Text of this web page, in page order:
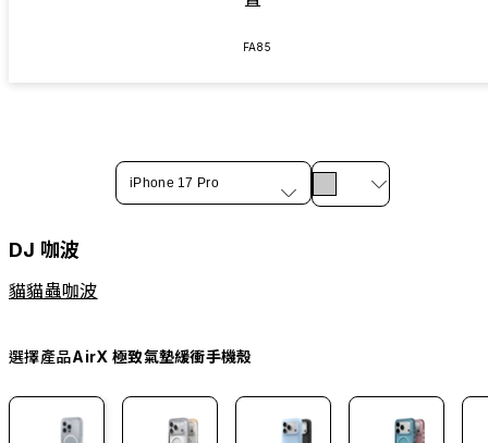
FA85
iPhone 17 Pro
DJ 咖波
貓貓蟲咖波
選擇產品AirX 極致氣墊緩衝手機殼